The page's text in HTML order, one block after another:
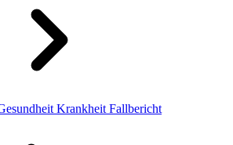
Krankheit Fallbericht